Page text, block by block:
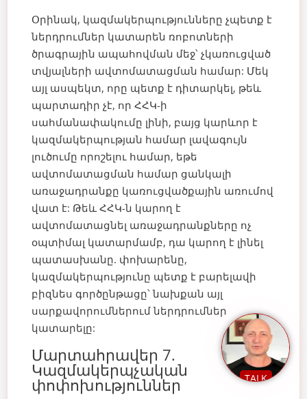
Օրինակ, կազմակերպությունները չպետք է
ներդրումներ կատարեն ռոբոտների
ծրագրային ապահովման մեջ՝ չկառուցված
տվյալների ավտոմատացման համար: Մեկ
այլ ասպեկտ, որը պետք է դիտարկել, թեև
պարտադիր չէ, որ ՀՀԿ-ի
սահմանափակումը լինի, բայց կարևոր է
կազմակերպության համար լավագույն
լուծումը որոշելու համար, եթե
ավտոմատացման համար ցանկալի
առաջադրանքը կառուցվածքային առումով
վատ է: Թեև ՀՀԿ-ն կարող է
ավտոմատացնել առաջադրանքները ոչ
օպտիմալ կատարմամբ, դա կարող է լինել
պատասխանը. փոխարենը,
կազմակերպությունը պետք է բարելավի
բիզնես գործընթացը՝ նախքան այլ
սարքավորումներում ներդրումներ
կատարելը:
Մարտահրավեր 7.
Կազմակերպչական
փոփոխություններ TALK